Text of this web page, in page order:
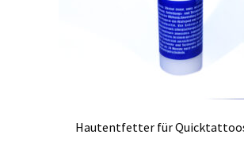
Hautentfetter für